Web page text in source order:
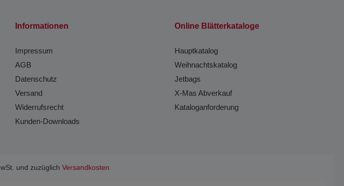
Informationen
Impressum
AGB
Datenschutz
Versand
Widerrufsrecht
Kunden-Downloads
Online Blätterkataloge
Hauptkatalog
Weihnachtskatalog
Jetbags
X-Mas Abverkauf
Kataloganforderung
und zuzüglich Versandkosten